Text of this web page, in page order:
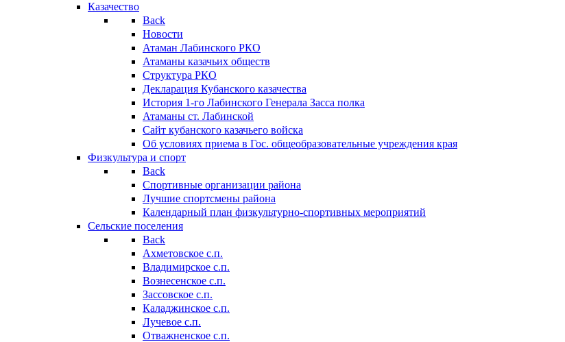
Казачество
Back
Новости
Атаман Лабинского РКО
Атаманы казачьих обществ
Структура РКО
Декларация Кубанского казачества
История 1-го Лабинского Генерала Засса полка
Атаманы ст. Лабинской
Cайт кубанского казачьего войска
Об условиях приема в Гос. общеобразовательные учреждения края
Физкультура и спорт
Back
Спортивные организации района
Лучшие спортсмены района
Календарный план физкультурно-спортивных мероприятий
Сельские поселения
Back
Ахметовское с.п.
Владимирское с.п.
Вознесенское с.п.
Зассовское с.п.
Каладжинское с.п.
Лучевое с.п.
Отважненское с.п.